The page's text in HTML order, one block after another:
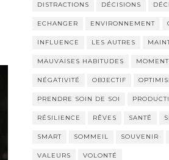
DISTRACTIONS DÉCISIONS
ECHANGER ENVIRONNEMENT
INFLUENCE LES AUTRES
MAUVAISES HABITUDES
NÉGATIVITÉ OBJECTIF
PRENDRE SOIN DE SOI
RÉSILIENCE RÊVES SANTÉ
SMART SOMMEIL SOUVENIR
VALEURS VOLONTÉ